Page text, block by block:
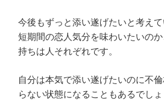
今後もずっと添い遂げたいと考え
短期間の恋人気分を味わいたいの
持ちは人それぞれです。
自分は本気で添い遂げたいのに不
らない状態になることもあるでし